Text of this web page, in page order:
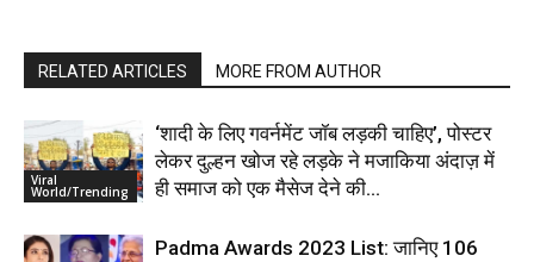
RELATED ARTICLES MORE FROM AUTHOR
Viral
World/Trending
‘शादी के लिए गवर्नमेंट जॉब लड़की चाहिए’, पोस्टर
लेकर दुल्हन खोज रहे लड़के ने मजाकिया अंदाज़ में
ही समाज को एक मैसेज देने की...
Padma Awards 2023 List: जानिए 106